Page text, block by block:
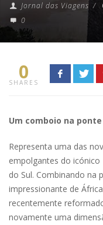
Jornal das Viagens /
0
0
SHARES
Um comboio na
Representa uma das
empolgantes do icónico
do Sul. Combinando na
impressionante de
recentemente
novamente uma